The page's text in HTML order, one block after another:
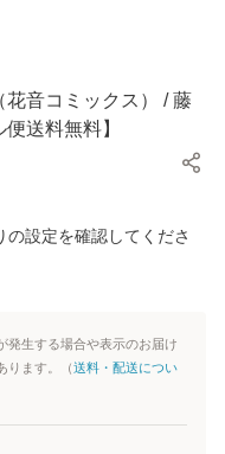
花音コミックス） / 藤
送料無料】
設定を確認してくださ
生する場合や表示のお届け
ります。（送料・配送につい